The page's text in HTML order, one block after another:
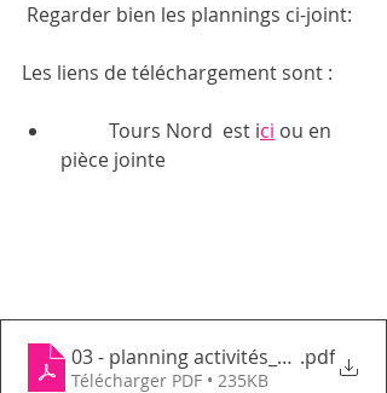
Regarder bien les plannings ci-joint:
Les liens de téléchargement sont :
	Tours Nord  est i
ci ou en
pièce jointe
03 - planning activités_mars.pdf
Télécharger PDF • 235KB